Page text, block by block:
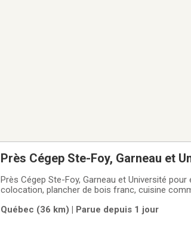
Près Cégep Ste-Foy, Garneau et
Près Cégep Ste-Foy, Garneau et Université
colocation, plancher de bois franc, cuisine
Québec (36 km) | Parue depuis 1 jour